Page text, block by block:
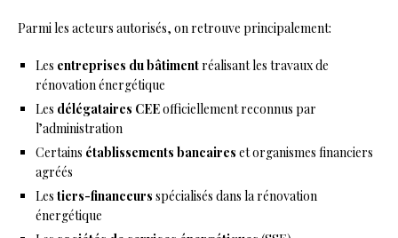
Parmi les acteurs autorisés, on retrouve principalement:
Les entreprises du bâtimentréalisant les travaux de
rénovation énergétique
Les délégataires CEEofficiellement reconnus par
l’administration
Certains établissements bancaires et organismes financiers
agréés
Les tiers-financeurs spécialisés dans la rénovation
énergétique